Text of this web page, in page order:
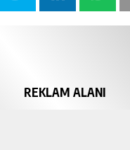
REKLAM ALANI